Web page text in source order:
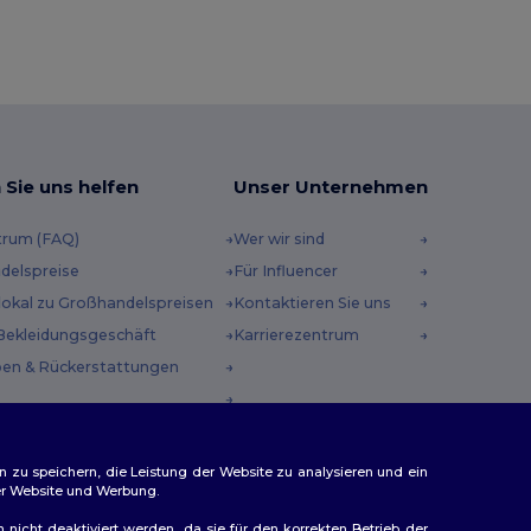
Sie uns helfen
(FAQ)
zu Großhandelspreisen
& Rückerstattungen
Unser Unternehmen
Wer wir sind
Für Influencer
Kontaktieren Sie uns
Karrierezentrum
speichern, die Leistung der Website zu analysieren und ein
Website und Werbung.